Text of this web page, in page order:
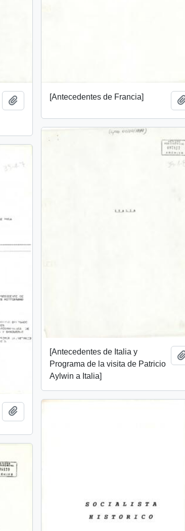
[Antecedentes de Francia]
Add to clipboard
[Antecedentes de Italia y
Programa de la visita de Patricio
Aylwin a Italia]